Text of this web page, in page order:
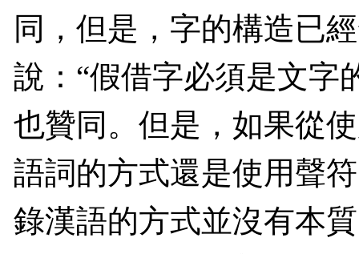
同，但是，字的構造已
說：“假借字必須是文字
也贊同。但是，如果從
語詞的方式還是使用聲
錄漢語的方式並沒有本